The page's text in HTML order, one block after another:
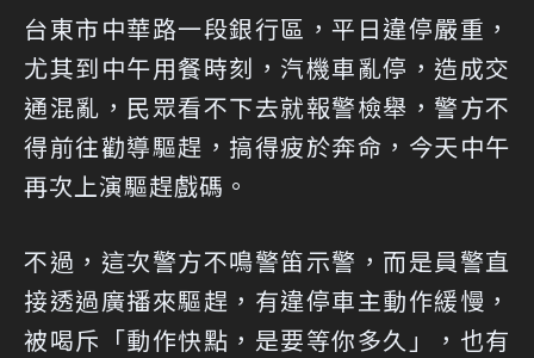
台東市中華路一段銀行區，平日違停嚴重，
尤其到中午用餐時刻，汽機車亂停，造成交
通混亂，民眾看不下去就報警檢舉，警方不
得前往勸導驅趕，搞得疲於奔命，今天中午
再次上演驅趕戲碼。
不過，這次警方不鳴警笛示警，而是員警直
接透過廣播來驅趕，有違停車主動作緩慢，
被喝斥「動作快點，是要等你多久」，也有